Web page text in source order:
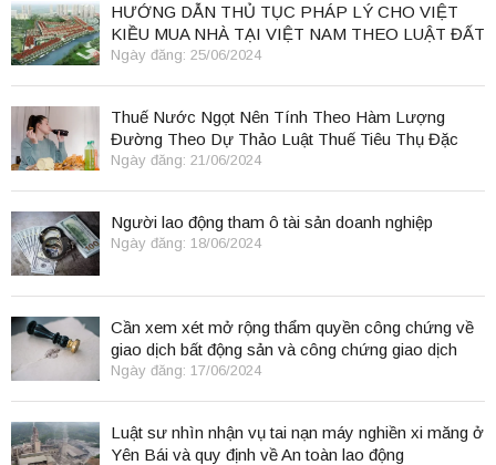
HƯỚNG DẪN THỦ TỤC PHÁP LÝ CHO VIỆT
KIỀU MUA NHÀ TẠI VIỆT NAM THEO LUẬT ĐẤT
ĐAI 2024
Ngày đăng: 25/06/2024
Thuế Nước Ngọt Nên Tính Theo Hàm Lượng
Đường Theo Dự Thảo Luật Thuế Tiêu Thụ Đặc
Biệt
Ngày đăng: 21/06/2024
Người lao động tham ô tài sản doanh nghiệp
Ngày đăng: 18/06/2024
Cần xem xét mở rộng thẩm quyền công chứng về
giao dịch bất động sản và công chứng giao dịch
điện tử.
Ngày đăng: 17/06/2024
Luật sư nhìn nhận vụ tai nạn máy nghiền xi măng ở
Yên Bái và quy định về An toàn lao động